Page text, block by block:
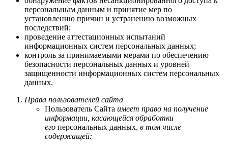
персональным данным и принятие мер по
установлению причин и устранению возможных
последствий;
проведение аттестационных испытаний
информационных систем персональных данных;
контроль за принимаемыми мерами по обеспечению
безопасности персональных данных и уровней
защищенности информационных систем персональных
данных.
Права пользователей сайта
Пользователь Сайта имеет право на получение
информации, касающейся обработки
его персональных данных , в том числе
содержащей: